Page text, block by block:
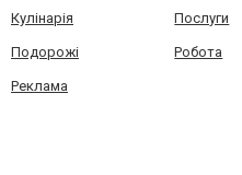
Кулінарія Послуги
Подорожі Робота
Реклама